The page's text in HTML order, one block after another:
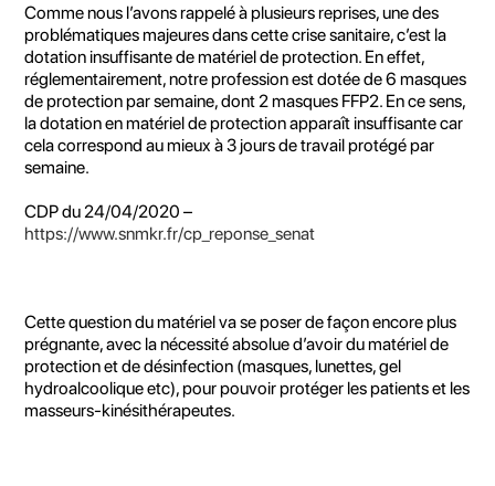
Comme nous l’avons rappelé à plusieurs reprises, une des
problématiques majeures dans cette crise sanitaire, c’est la
dotation insuffisante de matériel de protection. En effet,
réglementairement, notre profession est dotée de 6 masques
de protection par semaine, dont 2 masques FFP2. En ce sens,
la dotation en matériel de protection apparaît insuffisante car
cela correspond au mieux à 3 jours de travail protégé par
semaine.
CDP du 24/04/2020 –
https://www.snmkr.fr/cp_reponse_senat
Cette question du matériel va se poser de façon encore plus
prégnante, avec la nécessité absolue d’avoir du matériel de
protection et de désinfection (masques, lunettes, gel
hydroalcoolique etc), pour pouvoir protéger les patients et les
masseurs-kinésithérapeutes.